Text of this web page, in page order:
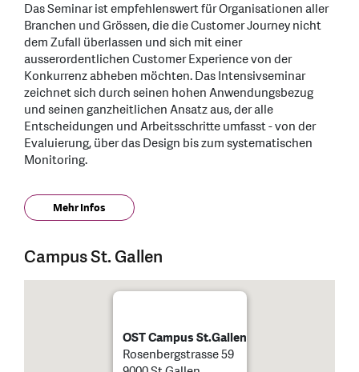
Das Seminar ist empfehlenswert für Organisationen aller
Branchen und Grössen, die die Customer Journey nicht
dem Zufall überlassen und sich mit einer
ausserordentlichen Customer Experience von der
Konkurrenz abheben möchten. Das Intensivseminar
zeichnet sich durch seinen hohen Anwendungsbezug
und seinen ganzheitlichen Ansatz aus, der alle
Entscheidungen und Arbeitsschritte umfasst - von der
Evaluierung, über das Design bis zum systematischen
Monitoring.
Mehr Infos
Campus St. Gallen
OST Campus St.Gallen
Rosenbergstrasse 59